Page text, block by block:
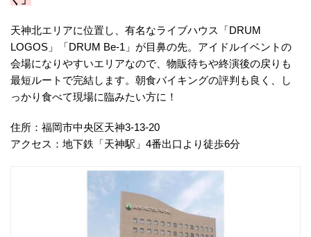
天神北エリアに位置し、有名なライブハウス「DRUM
LOGOS」「DRUM Be-1」が目鼻の先。アイドルイベントの
会場になりやすいエリアなので、物販待ちや終演後の戻りも
最短ルートで完結します。朝食バイキングの評判も良く、し
っかり食べて現場に臨みたい方に！
住所：福岡市中央区天神3-13-20
アクセス：地下鉄「天神駅」4番出口より徒歩6分